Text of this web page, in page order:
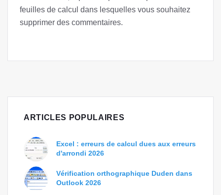
feuilles de calcul dans lesquelles vous souhaitez
supprimer des commentaires.
ARTICLES POPULAIRES
Excel : erreurs de calcul dues aux erreurs
d'arrondi 2026
Vérification orthographique Duden dans
Outlook 2026